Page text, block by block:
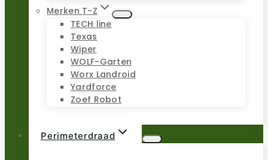
Merken T-Z
TECH line
Texas
Wiper
WOLF-Garten
Worx Landroid
Yardforce
Zoef Robot
Perimeterdraad